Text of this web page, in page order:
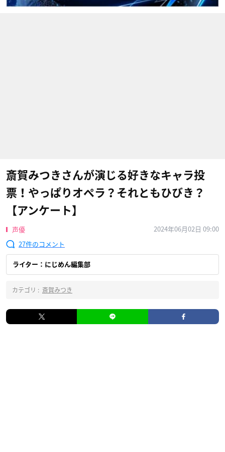
斎賀みつきさんが演じる好きなキャラ投
票！やっぱりオペラ？それともひびき？
【アンケート】
声優
2024年06月02日 09:00
27
ライター：にじめん編集部
カテゴリ : 斎賀みつき